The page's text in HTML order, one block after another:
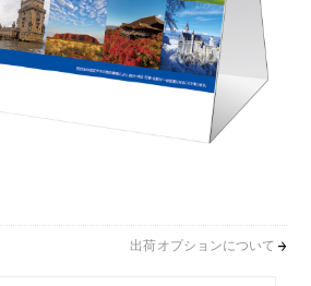
出荷オプションについて